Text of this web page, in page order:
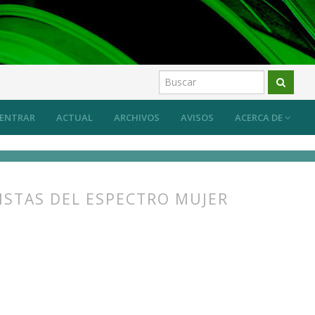
ACTUAL ARCHIVOS AVISOS ACERCA DE
ENTRAR
desde las prácticas artísticas? Artículos
DEL ESPECTRO MUJER